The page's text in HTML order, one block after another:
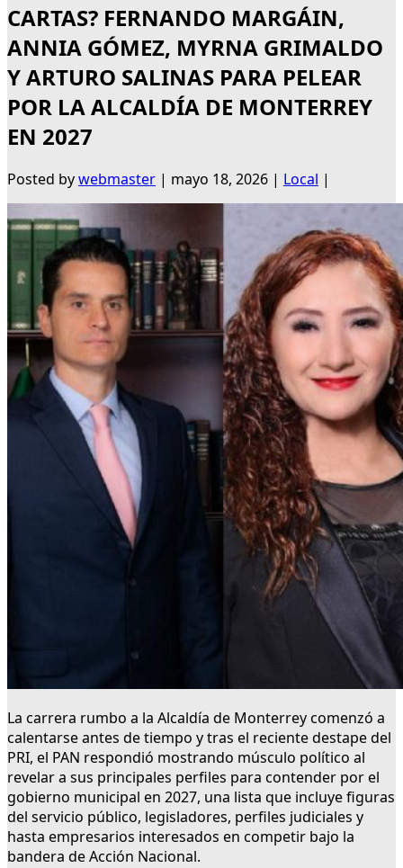
CARTAS? FERNANDO MARGÁIN,
ANNIA GÓMEZ, MYRNA GRIMALDO
Y ARTURO SALINAS PARA PELEAR
POR LA ALCALDÍA DE MONTERREY
EN 2027
Posted bywebmaster | mayo 18, 2026 | Local |
La carrera rumbo a la Alcaldía de Monterrey comenzó a
calentarse antes de tiempo y tras el reciente destape del
PRI, el PAN respondió mostrando músculo político al
revelar a sus principales perfiles para contender por el
gobierno municipal en 2027, una lista que incluye figuras
del servicio público, legisladores, perfiles judiciales y
hasta empresarios interesados en competir bajo la
bandera de Acción Nacional.